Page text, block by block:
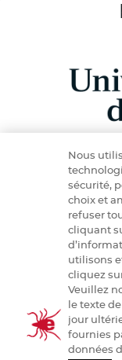
PraTIQUE est
en
Nous
sécurité,
choix et
refuser
cliquant
utilisons
cliquez
Veuillez
le texte
jour
fournies
données